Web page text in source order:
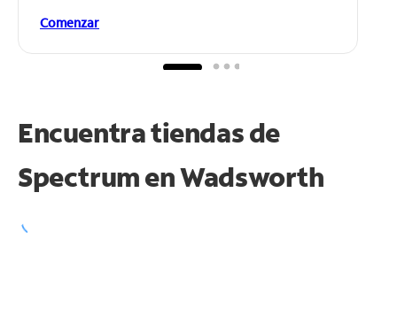
Comenzar
Encuentra tiendas de
Spectrum enWadsworth